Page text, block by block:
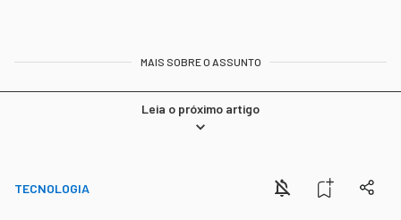
MAIS SOBRE O ASSUNTO
Leia o próximo artigo
TECNOLOGIA